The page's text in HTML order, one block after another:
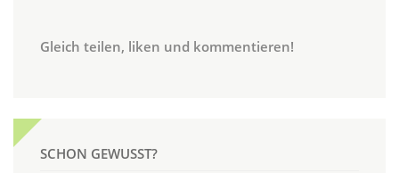
Gleich teilen, liken und kommentieren!
SCHON GEWUSST?